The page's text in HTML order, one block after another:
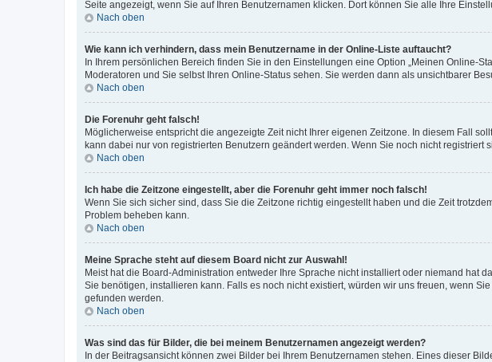
Seite angezeigt, wenn Sie auf Ihren Benutzernamen klicken. Dort können Sie alle Ihre
Nach oben
Wie kann ich verhindern, dass mein Benutzername in der Online-Liste auftaucht?
In Ihrem persönlichen Bereich finden Sie in den Einstellungen eine Option „Meinen Online-
Moderatoren und Sie selbst Ihren Online-Status sehen. Sie werden dann als unsichtbarer
Nach oben
Die Forenuhr geht falsch!
Möglicherweise entspricht die angezeigte Zeit nicht Ihrer eigenen Zeitzone. In diesem Fall
kann dabei nur von registrierten Benutzern geändert werden. Wenn Sie noch nicht registriert
Nach oben
Ich habe die Zeitzone eingestellt, aber die Forenuhr geht immer noch falsch!
Wenn Sie sich sicher sind, dass Sie die Zeitzone richtig eingestellt haben und die Zeit
Problem beheben kann.
Nach oben
Meine Sprache steht auf diesem Board nicht zur Auswahl!
Meist hat die Board-Administration entweder Ihre Sprache nicht installiert oder niemand hat
Sie benötigen, installieren kann. Falls es noch nicht existiert, würden wir uns freuen, wenn
gefunden werden.
Nach oben
Was sind das für Bilder, die bei meinem Benutzernamen angezeigt werden?
In der Beitragsansicht können zwei Bilder bei Ihrem Benutzernamen stehen. Eines dieser